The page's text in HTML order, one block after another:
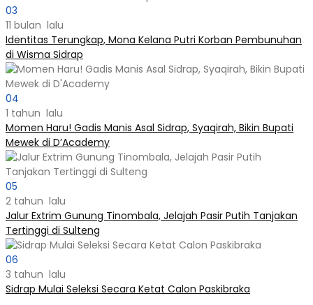
03
11 bulan lalu
Identitas Terungkap, Mona Kelana Putri Korban Pembunuhan
di Wisma Sidrap
04
1 tahun lalu
Momen Haru! Gadis Manis Asal Sidrap, Syaqirah, Bikin Bupati
Mewek di D’Academy​
05
2 tahun lalu
Jalur Extrim Gunung Tinombala, Jelajah Pasir Putih Tanjakan
Tertinggi di Sulteng
06
3 tahun lalu
Sidrap Mulai Seleksi Secara Ketat Calon Paskibraka